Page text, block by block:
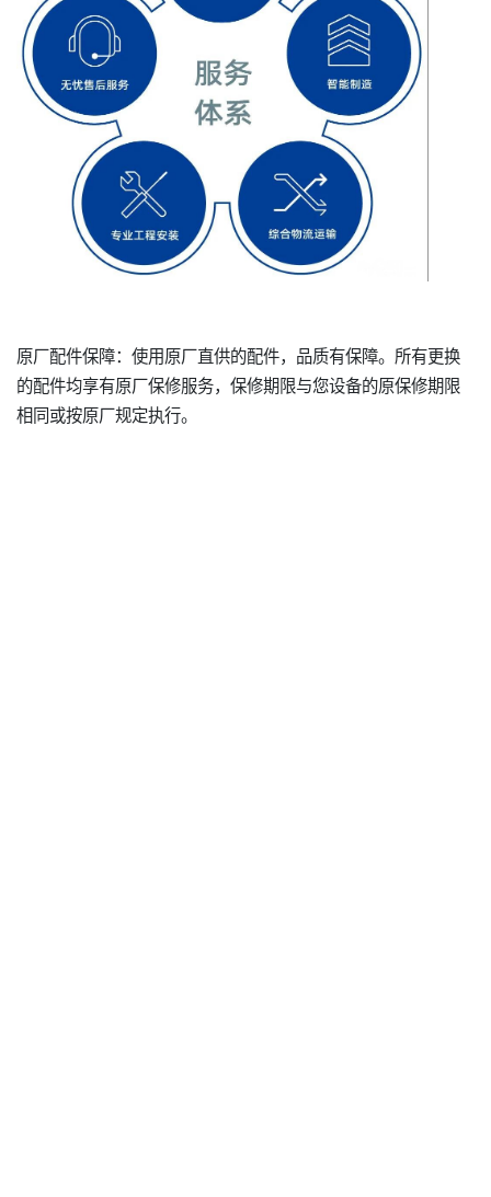
原厂配件保障：使用原厂直供的配件，品质有保障。所有更换
的配件均享有原厂保修服务，保修期限与您设备的原保修期限
相同或按原厂规定执行。